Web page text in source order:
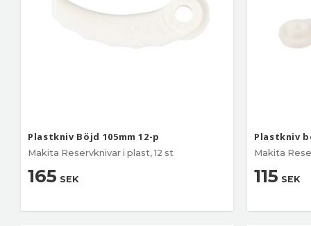
Plastkniv Böjd 105mm 12-p
Makita Reservknivar i plast, 12 st
165 SEK
Plastkniv
Makita
115 SEK